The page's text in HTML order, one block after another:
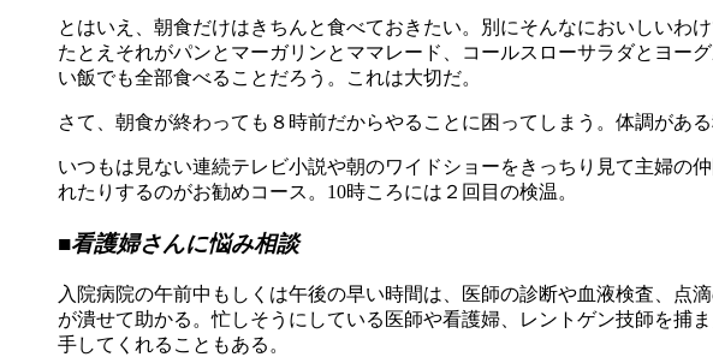
とはいえ、朝食だけはきちんと食べておきたい。別にそんなにおいしいわ
たとえそれがパンとマーガリンとママレード、コールスローサラダとヨー
い飯でも全部食べることだろう。これは大切だ。
さて、朝食が終わっても８時前だからやることに困ってしまう。体調があ
いつもは見ない連続テレビ小説や朝のワイドショーをきっちり見て主婦の
れたりするのがお勧めコース。10時ころには２回目の検温。
■看護婦さんに悩み相談
入院病院の午前中もしくは午後の早い時間は、医師の診断や血液検査、点
が潰せて助かる。忙しそうにしている医師や看護婦、レントゲン技師を捕
手してくれることもある。